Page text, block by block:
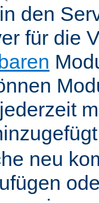
in den
für die
neu